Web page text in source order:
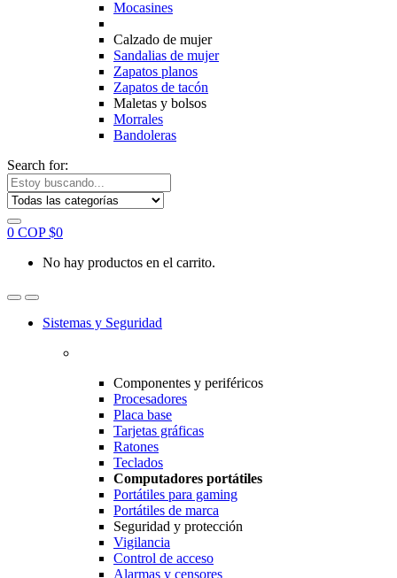
Mocasines
Calzado de mujer
Sandalias de mujer
Zapatos planos
Zapatos de tacón
Maletas y bolsos
Morrales
Bandoleras
Search for:
0 COP $0
No hay productos en el carrito.
Sistemas y Seguridad
Componentes y periféricos
Procesadores
Placa base
Tarjetas gráficas
Ratones
Teclados
Computadores portátiles
Portátiles para gaming
Portátiles de marca
Seguridad y protección
Vigilancia
Control de acceso
Alarmas y censores